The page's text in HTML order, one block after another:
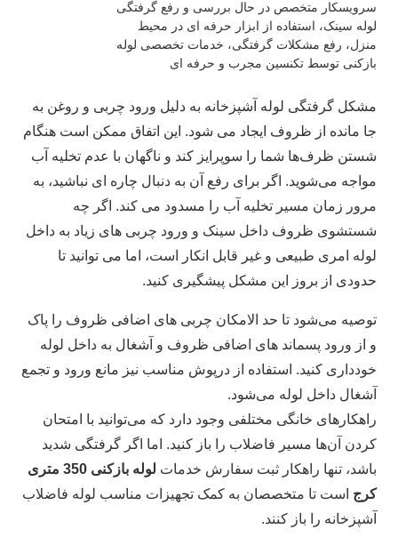
سرویسکار متخصص در حال بررسی و رفع گرفتگی
لوله سینک، استفاده از ابزار حرفه‌ ای در محیط
منزل، رفع مشکلات گرفتگی، خدمات تخصصی لوله
بازکنی توسط تکنسین مجرب و حرفه‌ ای
مشکل گرفتگی لوله آشپزخانه به دلیل ورود چربی و روغن به
جا مانده از ظروف ایجاد می شود. این اتفاق ممکن است هنگام
شستن ظرف‌ها شما را سوپرایز کند و ناگهان با عدم تخلیه آب
مواجه می‌شوید. اگر برای رفع آن به دنبال چاره ای نباشید، به
مرور زمان مسیر تخلیه آب را مسدود می کند. اگر چه
شستشوی ظروف داخل سینک و ورود چربی‌ های زیاد به داخل
لوله امری طبیعی و غیر قابل انکار است، اما می توانید تا
حدودی از بروز این مشکل پیشگیری کنید.
توصیه می‌شود تا حد الامکان چربی‌ های اضافی ظروف را پاک
و از ورود پسماند های اضافی ظروف و آشغال به داخل لوله
خودداری کنید. استفاده از درپوش مناسب نیز مانع ورود و تجمع
آشغال داخل لوله می‌شود.
راهکارهای خانگی مختلفی وجود دارد که می‌توانید با امتحان
کردن آن‌ها مسیر فاضلاب را باز کنید. اما اگر گرفتگی شدید
باشد، تنها راهکار ثبت سفارش خدمات
لوله بازکنی 350 متری
کرج است تا متخصصان به کمک تجهیزات مناسب لوله فاضلاب
آشپزخانه را باز کنند.